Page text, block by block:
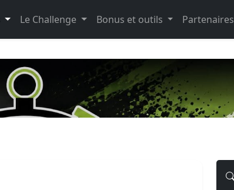
Le Challenge Bonus et outils Partenaires